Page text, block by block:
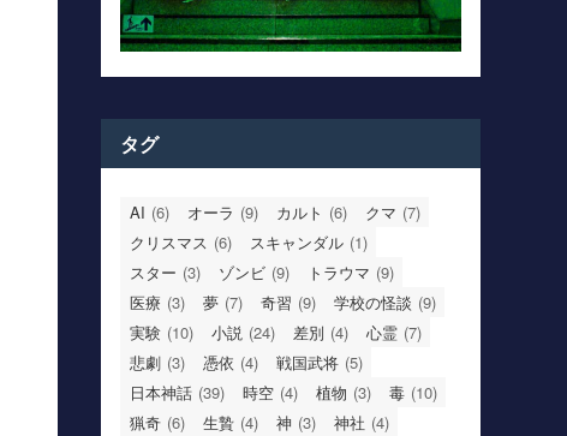
タグ
AI (6) オーラ (9) カルト (6) クマ (7)
クリスマス (6) スキャンダル (1)
スター (3) ゾンビ (9) トラウマ (9)
医療 (3) 夢 (7) 奇習 (9) 学校の怪談 (9)
実験 (10) 小説 (24) 差別 (4) 心霊 (7)
悲劇 (3) 憑依 (4) 戦国武将 (5)
日本神話 (39) 時空 (4) 植物 (3) 毒 (10)
猟奇 (6) 生贄 (4) 神 (3) 神社 (4)